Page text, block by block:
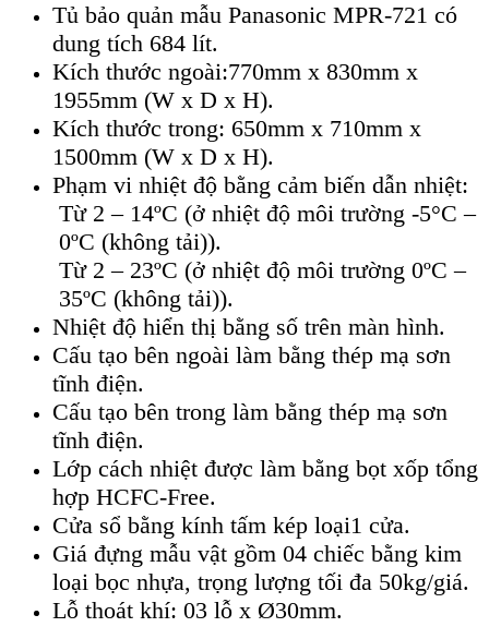
Tủ bảo quản mẫu Panasonic MPR-721 có
dung tích 684 lít.
Kích thước ngoài:770mm x 830mm x
1955mm (W x D x H).
Kích thước trong: 650mm x 710mm x
1500mm (W x D x H).
Phạm vi nhiệt độ bằng cảm biến dẫn nhiệt:
Từ 2 – 14ºC (ở nhiệt độ môi trường -5°C –
0ºC (không tải)).
Từ 2 – 23ºC (ở nhiệt độ môi trường 0ºC –
35ºC (không tải)).
Nhiệt độ hiển thị bằng số trên màn hình.
Cấu tạo bên ngoài làm bằng thép mạ sơn
tĩnh điện.
Cấu tạo bên trong làm bằng thép mạ sơn
tĩnh điện.
Lớp cách nhiệt được làm bằng bọt xốp tổng
hợp HCFC-Free.
Cửa sổ bằng kính tấm kép loại1 cửa.
Giá đựng mẫu vật gồm 04 chiếc bằng kim
loại bọc nhựa, trọng lượng tối đa 50kg/giá.
Lỗ thoát khí: 03 lỗ x Ø30mm.